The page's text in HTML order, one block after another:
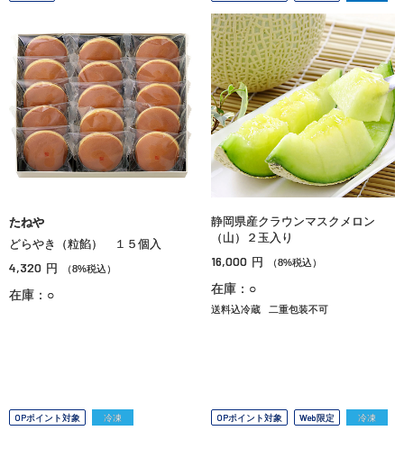
たねや
どらやき（粒餡） １５個入
4,320 円 （8%税込）
在庫：○
静岡県産クラウンマスクメロン
（山）２玉入り
16,000 円 （8%税込）
在庫：○
送料込冷蔵 二重包装不可
OPポイント対象 冷凍 OPポイント対象 Web限定 冷凍